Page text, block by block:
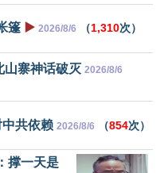
篷 ▶️ 2026/8/6 （1,310次）
寨神话破灭 2026/8/6
共依赖 2026/8/6 （854次）
撑一天是